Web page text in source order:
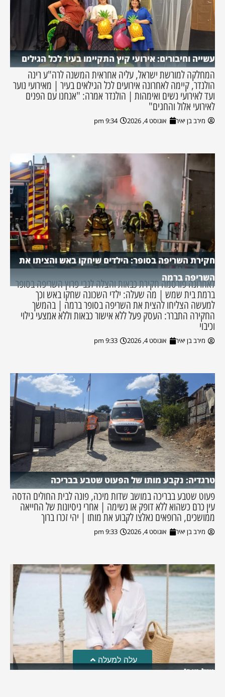
עשייה וחיבורים: אירועי קיץ התקיימו בעיר לכל הגילים
המחלקה למורשת ישראל, עליה אחראית המשנה לרה"ע רינה
הולנדר, קיימה לאחרונה אירועים לכל הגילאים בעיר | מאירועי נוער
ועד לאירועי נשים ואימהות | הולנדר אמרה: "אנחנו עם הפנים
לאירועי אלול והחגים"
מירב בן יאיר אוגוסט 4, 2026 9:34 pm
חקירת השריפה בסופר: הילדים שיחקו באש והציתו את
השריפה ברמה
לאחרונה פורסמה חקירת כבאות והצלה לגבי פרוץ השריפה בסופר
ברמת בית שמש | מה שעלה: ילדי השכונה שחקו באש וכך
למעשה הצליחו להצית את השריפה בסופר ברמה | בהמשך
החקירה התברר: העסק פעל ללא אישור כבאות וללא אמצעי גילוי
וכיבוי
מירב בן יאיר אוגוסט 4, 2026 9:33 pm
טרגדיה: נקבע מותו של הפעוט שטבע בבריכה
פעוט שטבע בבריכה במושב שדות מיכה, פונה לבית החולים הדסה
עין כרם כשהוא ללא דופק או נשימה | אחרי ניסיונות של החייאה
ממושכים, הרופאים נאלצו לקבוע את מותו | יהי זכרו ברוך
מירב בן יאיר אוגוסט 4, 2026 9:33 pm
מזל טוב!
עלה למעלה